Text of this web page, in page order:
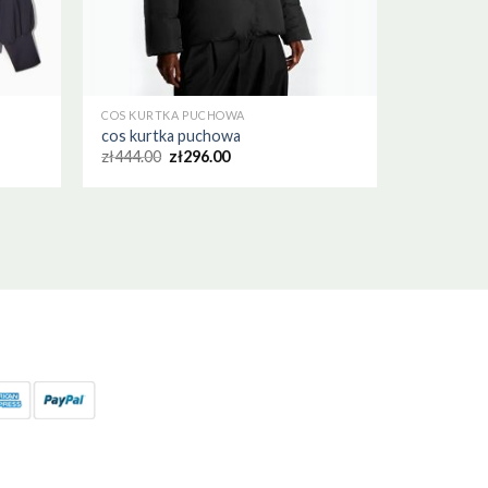
COS KURTKA PUCHOWA
cos kurtka puchowa
zł444.00 zł296.00